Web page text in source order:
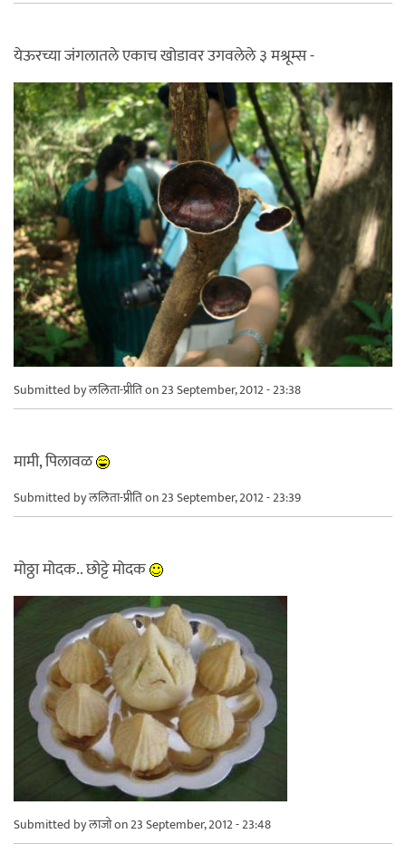
येऊरच्या जंगलातले एकाच खोडावर उगवलेले ३ मश्रूम्स -
Submitted byललिता-प्रीतिon 23 September, 2012 - 23:38
मामी, पिलावळ
Submitted byललिता-प्रीतिon 23 September, 2012 - 23:39
मोठ्ठा मोदक.. छोट्टे मोदक
Submitted byलाजोon 23 September, 2012 - 23:48